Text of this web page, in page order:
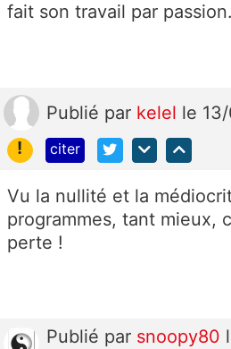
fait son travail par passion.
Publié par kelel le
!
citer
Vu la nullité et la
programmes, tant mieux,
perte !
Publié par snoopy80